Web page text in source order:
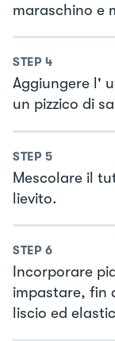
maraschino e
STEP 4
Aggiungere l'
un pizzico di
STEP 5
Mescolare il
lievito.
STEP 6
Incorporare
impastare, fin
liscio ed